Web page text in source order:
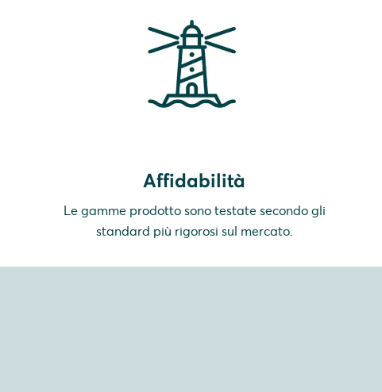
Affidabilità
Le gamme prodotto sono testate secondo gli
standard più rigorosi sul mercato.